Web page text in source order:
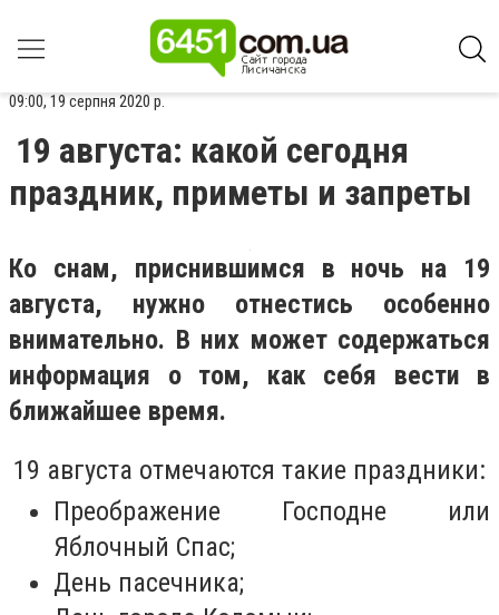
09:00, 19 серпня 2020 р.
19 августа: какой сегодня
праздник, приметы и запреты
Ко снам, приснившимся в ночь на 19
августа, нужно отнестись особенно
внимательно. В них может содержаться
информация о том, как себя вести в
ближайшее время.
19 августа отмечаются такие праздники:
Преображение Господне или
Яблочный Спас;
День пасечника;